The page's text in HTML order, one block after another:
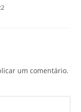
um comentário.